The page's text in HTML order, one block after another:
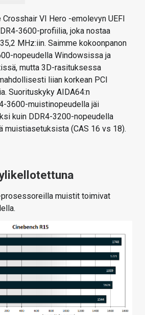
VI Hero -emolevyn UEFI
3600-profiilia, joka nostaa
MHz:iin. Saimme kokoonpanon
nopeudella Windowsissa ja
mutta 3D-rasituksessa
liian korkean PCI
Suorituskyky AIDA64:n
3600-muistinopeudella jäi
kuin DDR4-3200-nopeudella
muistiasetuksista (CAS 16 vs 18).
muistit toimivat